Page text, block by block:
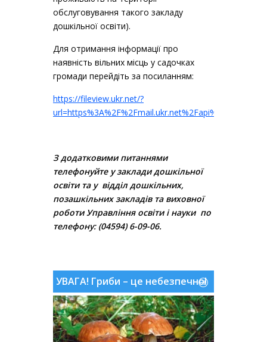
обслуговування такого закладу
дошкільної освіти).
Для отримання інформації про
наявність вільних місць у садочках
громади перейдіть за посиланням:
https://fileview.ukr.net/?
З додатковими питаннями
телефонуйтеу заклади дошкільної
освіти та у відділ дошкільних,
позашкільних закладів та виховної
роботи Управління освіти і науки по
телефону: (04594) 6-09-06.
УВАГА! Гриби – це небезпечно!